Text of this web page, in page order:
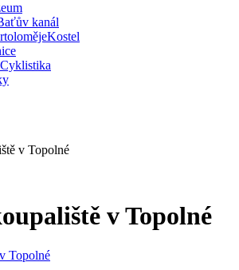
kanál
Kostel
Cyklistika
v Topolné
v Topolné